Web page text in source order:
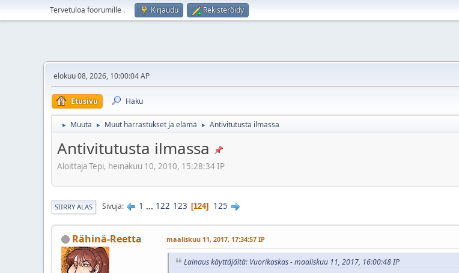
Tervetuloa foorumille . Kirjaudu Rekisteröidy
elokuu 08, 2026, 10:00:04 AP
Etusivu Haku
► Muuta ► Muut harrastukset ja elämä ► Antivitutusta ilmassa
Antivitutusta ilmassa
Aloittaja Tepi, heinäkuu 10, 2010, 15:28:34 IP
SIIRRY ALAS Sivuja 1 ... 122 123 124 125
Rähinä-Reetta maaliskuu 11, 2017, 17:34:57 IP
Lainaus käyttäjältä: Vuorikaskas - maaliskuu 11, 2017, 16:00:48 IP